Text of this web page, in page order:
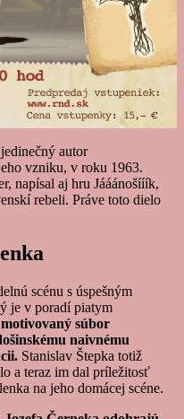
autor
vzniku, v roku 1963.
napísal aj hru Jááánošííík,
rebeli. Práve toto dielo
scénu s úspešným
je v poradí piatym
súbor
naivnému
Stanislav Štepka totiž
a teraz im dal príležitosť
na jeho domácej scéne.